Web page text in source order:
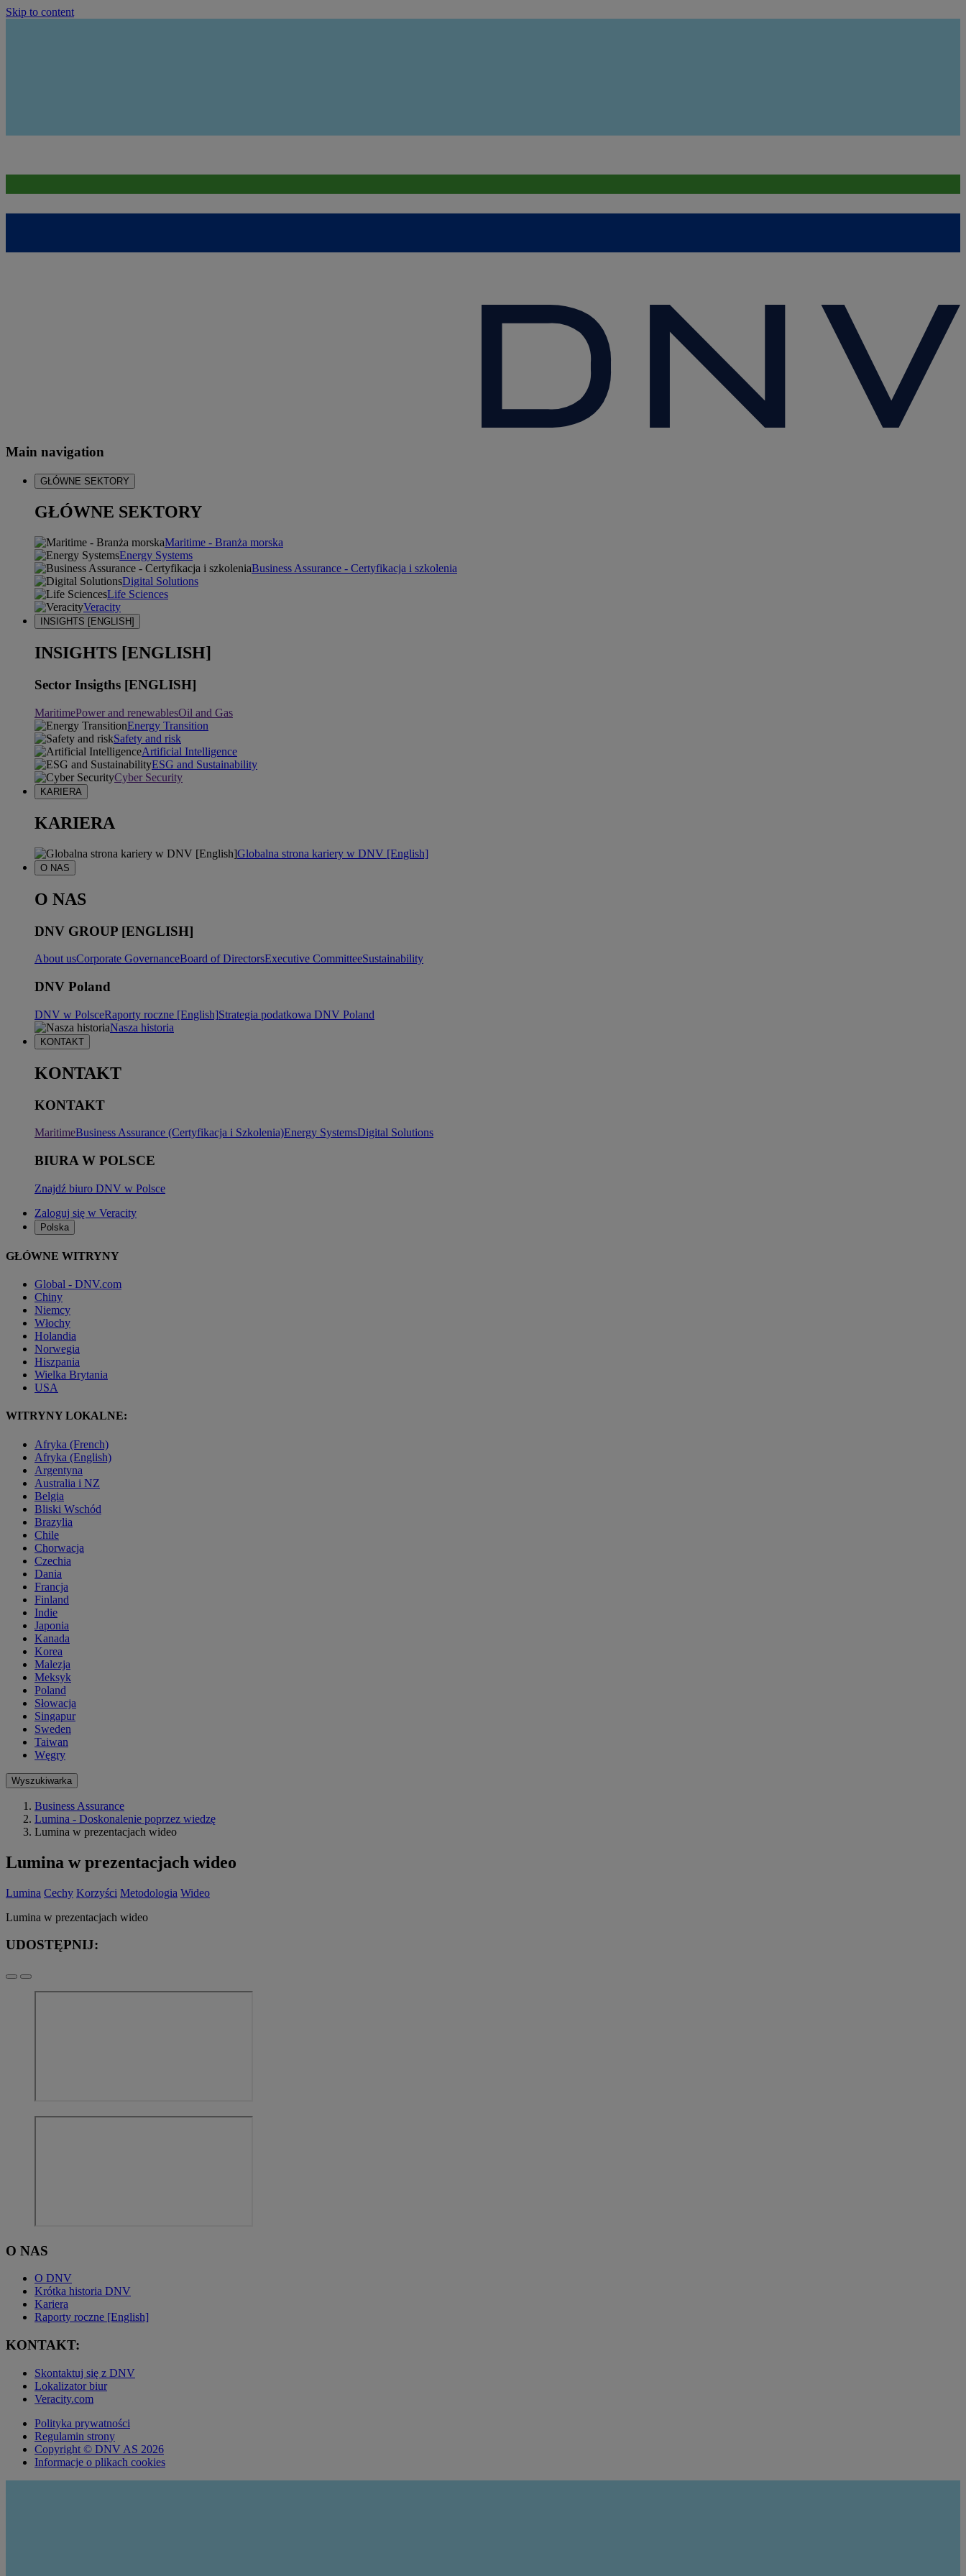
Skip to content
Main navigation
GŁÓWNE SEKTORY
GŁÓWNE SEKTORY
Maritime - Branża morska
Energy Systems
Business Assurance - Certyfikacja i szkolenia
Digital Solutions
Life Sciences
Veracity
INSIGHTS [ENGLISH]
INSIGHTS [ENGLISH]
Sector Insigths [ENGLISH]
MaritimePower and renewablesOil and Gas
Energy Transition
Safety and risk
Artificial Intelligence
ESG and Sustainability
Cyber Security
KARIERA
KARIERA
Globalna strona kariery w DNV [English]
O NAS
O NAS
DNV GROUP [ENGLISH]
About usCorporate GovernanceBoard of DirectorsExecutive CommitteeSustainability
DNV Poland
DNV w PolsceRaporty roczne [English]Strategia podatkowa DNV Poland
Nasza historia
KONTAKT
KONTAKT
KONTAKT
MaritimeBusiness Assurance (Certyfikacja i Szkolenia)Energy SystemsDigital Solutions
BIURA W POLSCE
Znajdź biuro DNV w Polsce
Zaloguj się w Veracity
Polska
GŁÓWNE WITRYNY
Global - DNV.com
Chiny
Niemcy
Włochy
Holandia
Norwegia
Hiszpania
Wielka Brytania
USA
WITRYNY LOKALNE:
Afryka (French)
Afryka (English)
Argentyna
Australia i NZ
Belgia
Bliski Wschód
Brazylia
Chile
Chorwacja
Czechia
Dania
Francja
Finland
Indie
Japonia
Kanada
Korea
Malezja
Meksyk
Poland
Słowacja
Singapur
Sweden
Taiwan
Węgry
Wyszukiwarka
Business Assurance
Lumina - Doskonalenie poprzez wiedzę
Lumina w prezentacjach wideo
Lumina w prezentacjach wideo
Lumina Cechy Korzyści Metodologia Wideo
Lumina w prezentacjach wideo
UDOSTĘPNIJ:
O NAS
O DNV
Krótka historia DNV
Kariera
Raporty roczne [English]
KONTAKT:
Skontaktuj się z DNV
Lokalizator biur
Veracity.com
Polityka prywatności
Regulamin strony
Copyright © DNV AS 2026
Informacje o plikach cookies